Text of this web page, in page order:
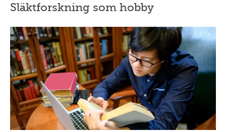
Släktforskning som hobby